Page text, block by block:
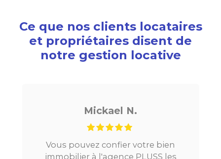
Ce que nos clients locataires
et propriétaires disent de
notre gestion locative
Mickael N.
Vous pouvez confier votre bien
immobilier à l'agence PLUSS les